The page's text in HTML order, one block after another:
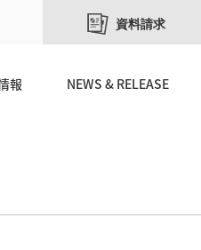
報 NEWS & RELEASE
資料請求